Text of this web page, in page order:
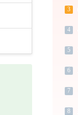
3
4
5
6
7
8